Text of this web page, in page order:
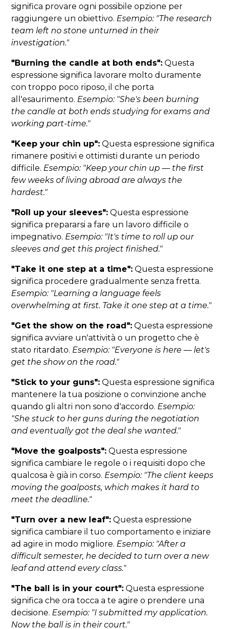
significa provare ogni possibile opzione per
raggiungere un obiettivo. Esempio: "The research
team left no stone unturned in their
investigation."
"Burning the candle at both ends": Questa
espressione significa lavorare molto duramente
con troppo poco riposo, il che porta
all'esaurimento. Esempio: "She's been burning
the candle at both ends studying for exams and
working part-time."
"Keep your chin up": Questa espressione significa
rimanere positivi e ottimisti durante un periodo
difficile. Esempio: "Keep your chin up — the first
few weeks of living abroad are always the
hardest."
"Roll up your sleeves": Questa espressione
significa prepararsi a fare un lavoro difficile o
impegnativo. Esempio: "It's time to roll up our
sleeves and get this project finished."
"Take it one step at a time": Questa espressione
significa procedere gradualmente senza fretta.
Esempio: "Learning a language feels
overwhelming at first. Take it one step at a time."
"Get the show on the road": Questa espressione
significa avviare un'attività o un progetto che è
stato ritardato. Esempio: "Everyone is here — let's
get the show on the road."
"Stick to your guns": Questa espressione significa
mantenere la tua posizione o convinzione anche
quando gli altri non sono d'accordo. Esempio:
"She stuck to her guns during the negotiation
and eventually got the deal she wanted."
"Move the goalposts": Questa espressione
significa cambiare le regole o i requisiti dopo che
qualcosa è già in corso. Esempio: "The client keeps
moving the goalposts, which makes it hard to
meet the deadline."
"Turn over a new leaf": Questa espressione
significa cambiare il tuo comportamento e iniziare
ad agire in modo migliore. Esempio: "After a
difficult semester, he decided to turn over a new
leaf and attend every class."
"The ball is in your court": Questa espressione
significa che ora tocca a te agire o prendere una
decisione. Esempio: "I submitted my application.
Now the ball is in their court."